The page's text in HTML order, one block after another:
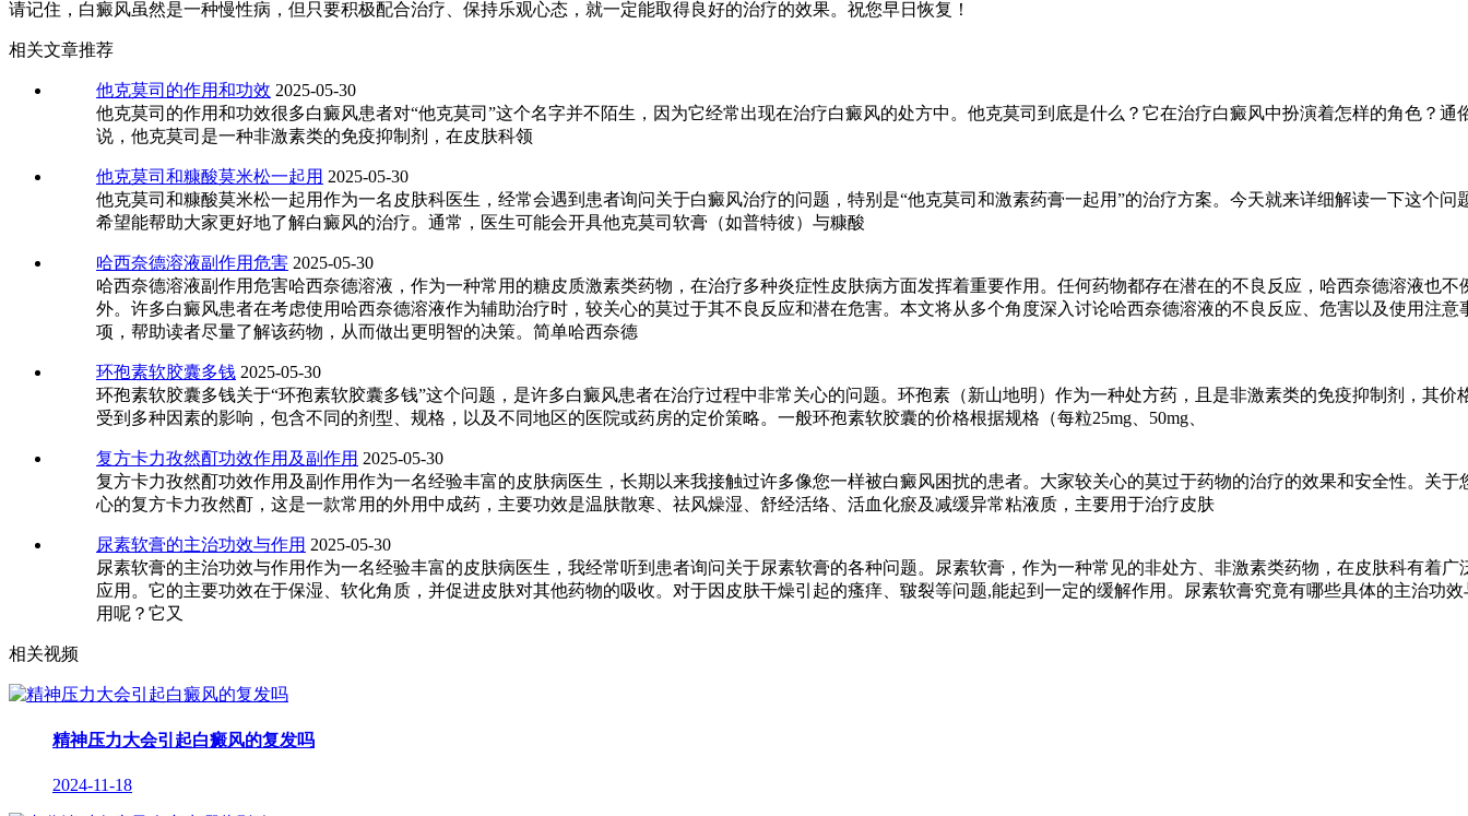
请记住，白癜风虽然是一种慢性病，但只要积极配合治疗、保持乐观心态，就一定能取得良好的治疗的效果。祝您早日恢复！
相关文章推荐
他克莫司的作用和功效 2025-05-30
他克莫司的作用和功效很多白癜风患者对“他克莫司”这个名字并不陌生，因为它经常出现在治疗白癜风的处方中。他克莫司到底是什么？它在治疗白癜风中扮演着怎样的角色？通
说，他克莫司是一种非激素类的免疫抑制剂，在皮肤科领
他克莫司和糠酸莫米松一起用 2025-05-30
他克莫司和糠酸莫米松一起用作为一名皮肤科医生，经常会遇到患者询问关于白癜风治疗的问题，特别是“他克莫司和激素药膏一起用”的治疗方案。今天就来详细解读一下这个问
希望能帮助大家更好地了解白癜风的治疗。通常，医生可能会开具他克莫司软膏（如普特彼）与糠酸
哈西奈德溶液副作用危害 2025-05-30
哈西奈德溶液副作用危害哈西奈德溶液，作为一种常用的糖皮质激素类药物，在治疗多种炎症性皮肤病方面发挥着重要作用。任何药物都存在潜在的不良反应，哈西奈德溶液也不
外。许多白癜风患者在考虑使用哈西奈德溶液作为辅助治疗时，较关心的莫过于其不良反应和潜在危害。本文将从多个角度深入讨论哈西奈德溶液的不良反应、危害以及使用注意
项，帮助读者尽量了解该药物，从而做出更明智的决策。简单哈西奈德
环孢素软胶囊多钱 2025-05-30
环孢素软胶囊多钱关于“环孢素软胶囊多钱”这个问题，是许多白癜风患者在治疗过程中非常关心的问题。环孢素（新山地明）作为一种处方药，且是非激素类的免疫抑制剂，其价
受到多种因素的影响，包含不同的剂型、规格，以及不同地区的医院或药房的定价策略。一般环孢素软胶囊的价格根据规格（每粒25mg、50mg、
复方卡力孜然酊功效作用及副作用 2025-05-30
复方卡力孜然酊功效作用及副作用作为一名经验丰富的皮肤病医生，长期以来我接触过许多像您一样被白癜风困扰的患者。大家较关心的莫过于药物的治疗的效果和安全性。关于
心的复方卡力孜然酊，这是一款常用的外用中成药，主要功效是温肤散寒、祛风燥湿、舒经活络、活血化瘀及减缓异常粘液质，主要用于治疗皮肤
尿素软膏的主治功效与作用 2025-05-30
尿素软膏的主治功效与作用作为一名经验丰富的皮肤病医生，我经常听到患者询问关于尿素软膏的各种问题。尿素软膏，作为一种常见的非处方、非激素类药物，在皮肤科有着广
应用。它的主要功效在于保湿、软化角质，并促进皮肤对其他药物的吸收。对于因皮肤干燥引起的瘙痒、皲裂等问题,能起到一定的缓解作用。尿素软膏究竟有哪些具体的主治功效
用呢？它又
相关视频
精神压力大会引起白癜风的复发吗
2024-11-18